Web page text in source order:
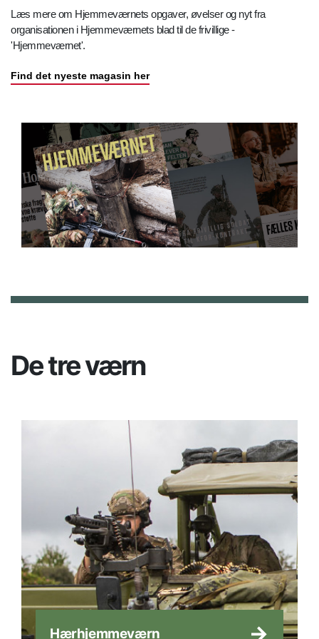
Læs mere om Hjemmeværnets opgaver, øvelser og nyt fra
organisationen i Hjemmeværnets blad til de frivillige -
'Hjemmeværnet'.
Find det nyeste magasin her
De tre værn
Hærhjemmeværn